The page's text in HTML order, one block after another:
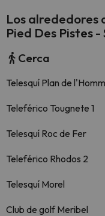
Los alrededores
Pied Des Pistes
Cerca
Telesquí Plan de
Teleférico Tougnete 1
Telesquí Roc de Fer
Teleférico Rhodos 2
Telesquí Morel
Club de golf Meribel